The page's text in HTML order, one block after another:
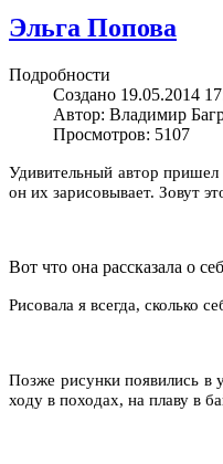
Эльга Попова
Подробности
Создано 19.05.2014
Автор: Владимир
Просмотров: 5107
Удивительный автор пришел
он их зарисовывает. Зовут
Вот что она рассказала о
Рисовала я всегда, сколько
Позже рисунки появились в
ходу в походах, на плаву в